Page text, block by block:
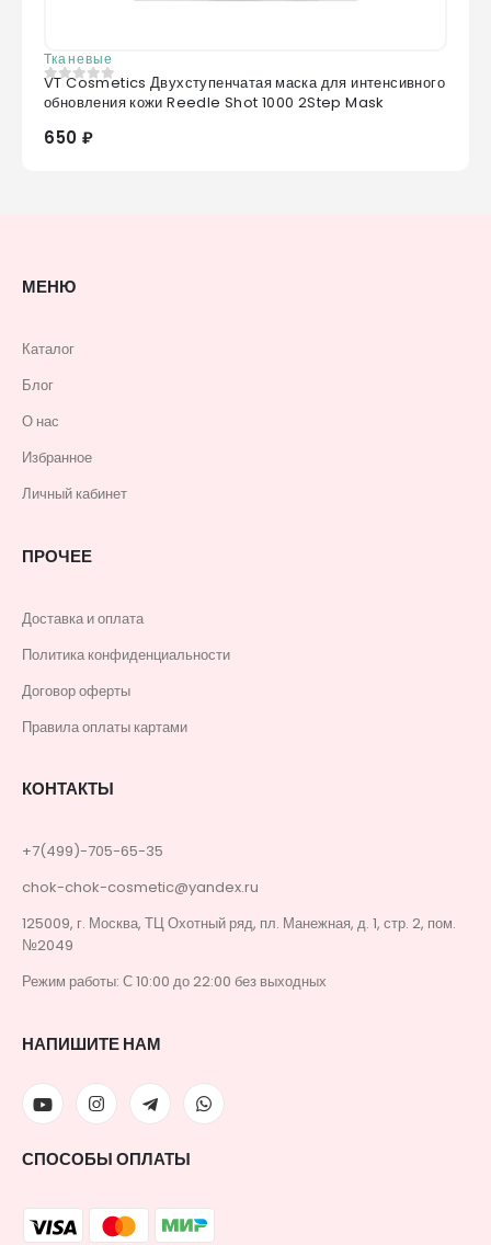
Тканевые
0 из 5
VT Cosmetics Двухступенчатая маска для интенсивного
обновления кожи Reedle Shot 1000 2Step Mask
650 ₽
МЕНЮ
Каталог
Блог
О нас
Избранное
Личный кабинет
ПРОЧЕЕ
Доставка и оплата
Политика конфиденциальности
Договор оферты
Правила оплаты картами
КОНТАКТЫ
+7(499)-705-65-35
chok-chok-cosmetic@yandex.ru
125009, г. Москва, ТЦ Охотный ряд, пл. Манежная, д. 1, стр. 2, пом.
№2049
Режим работы: С 10:00 до 22:00 без выходных
НАПИШИТЕ НАМ
СПОСОБЫ ОПЛАТЫ